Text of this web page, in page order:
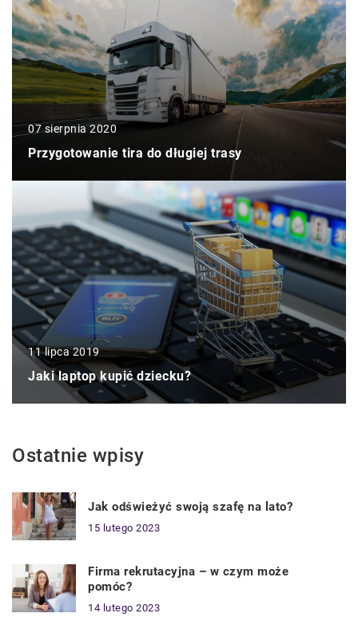
07 sierpnia 2020
Przygotowanie tira do długiej trasy
11 lipca 2019
Jaki laptop kupić dziecku?
Ostatnie wpisy
Jak odświeżyć swoją szafę na lato?
15 lutego 2023
Firma rekrutacyjna – w czym może
pomóc?
14 lutego 2023